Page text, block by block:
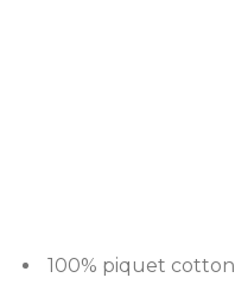
100% piquet cotton